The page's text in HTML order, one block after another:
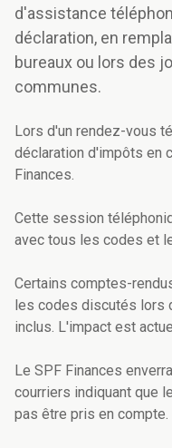
d'assistance
déclaration, en
bureaux ou lors des
communes.
Lors d'un rendez-vous
déclaration d'impôts en
Finances.
Cette session
avec tous les codes et
Certains comptes-
les codes discutés lors
inclus. L'impact est
Le SPF Finances
courriers indiquant que
pas être pris en compte.